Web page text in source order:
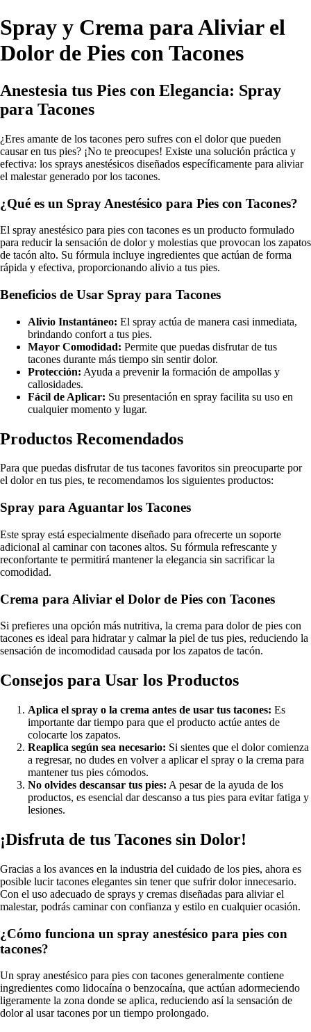
Spray y Crema para Aliviar el
Dolor de Pies con Tacones
Anestesia tus Pies con Elegancia: Spray
para Tacones
¿Eres amante de los tacones pero sufres con el dolor que pueden
causar en tus pies? ¡No te preocupes! Existe una solución práctica y
efectiva: los sprays anestésicos diseñados específicamente para aliviar
el malestar generado por los tacones.
¿Qué es un Spray Anestésico para Pies con Tacones?
El spray anestésico para pies con tacones es un producto formulado
para reducir la sensación de dolor y molestias que provocan los zapatos
de tacón alto. Su fórmula incluye ingredientes que actúan de forma
rápida y efectiva, proporcionando alivio a tus pies.
Beneficios de Usar Spray para Tacones
Alivio Instantáneo: El spray actúa de manera casi inmediata,
brindando confort a tus pies.
Mayor Comodidad: Permite que puedas disfrutar de tus
tacones durante más tiempo sin sentir dolor.
Protección: Ayuda a prevenir la formación de ampollas y
callosidades.
Fácil de Aplicar: Su presentación en spray facilita su uso en
cualquier momento y lugar.
Productos Recomendados
Para que puedas disfrutar de tus tacones favoritos sin preocuparte por
el dolor en tus pies, te recomendamos los siguientes productos:
Spray para Aguantar los Tacones
Este spray está especialmente diseñado para ofrecerte un soporte
adicional al caminar con tacones altos. Su fórmula refrescante y
reconfortante te permitirá mantener la elegancia sin sacrificar la
comodidad.
Crema para Aliviar el Dolor de Pies con Tacones
Si prefieres una opción más nutritiva, la crema para dolor de pies con
tacones es ideal para hidratar y calmar la piel de tus pies, reduciendo la
sensación de incomodidad causada por los zapatos de tacón.
Consejos para Usar los Productos
Aplica el spray o la crema antes de usar tus tacones: Es
importante dar tiempo para que el producto actúe antes de
colocarte los zapatos.
Reaplica según sea necesario: Si sientes que el dolor comienza
a regresar, no dudes en volver a aplicar el spray o la crema para
mantener tus pies cómodos.
No olvides descansar tus pies: A pesar de la ayuda de los
productos, es esencial dar descanso a tus pies para evitar fatiga y
lesiones.
¡Disfruta de tus Tacones sin Dolor!
Gracias a los avances en la industria del cuidado de los pies, ahora es
posible lucir tacones elegantes sin tener que sufrir dolor innecesario.
Con el uso adecuado de sprays y cremas diseñadas para aliviar el
malestar, podrás caminar con confianza y estilo en cualquier ocasión.
¿Cómo funciona un spray anestésico para pies con
tacones?
Un spray anestésico para pies con tacones generalmente contiene
ingredientes como lidocaína o benzocaína, que actúan adormeciendo
ligeramente la zona donde se aplica, reduciendo así la sensación de
dolor al usar tacones por un tiempo prolongado.